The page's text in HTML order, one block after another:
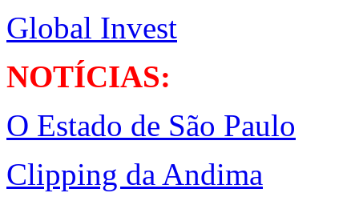
Global Invest
NOTÍCIAS:
O Estado de São Paulo
Clipping da Andima